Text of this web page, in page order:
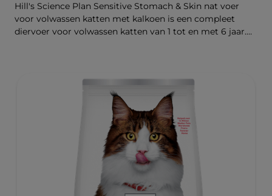
Hill's Science Plan Sensitive Stomach & Skin nat voer
voor volwassen katten met kalkoen is een compleet
diervoer voor volwassen katten van 1 tot en met 6 jaar.